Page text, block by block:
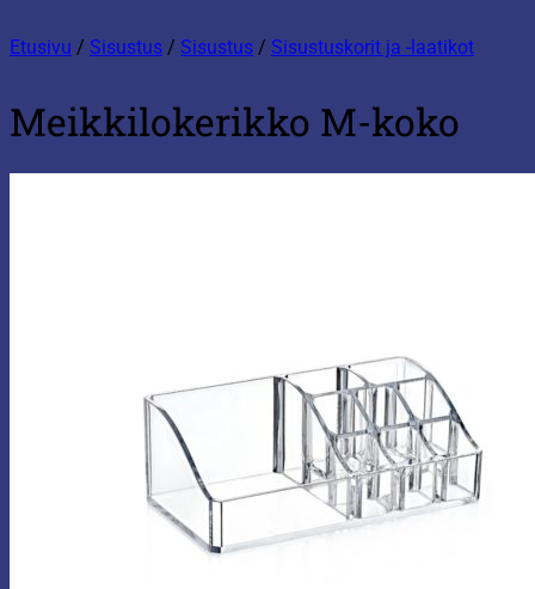
Etusivu / Sisustus / Sisustus / Sisustuskorit ja -laatikot
Meikkilokerikko M-koko